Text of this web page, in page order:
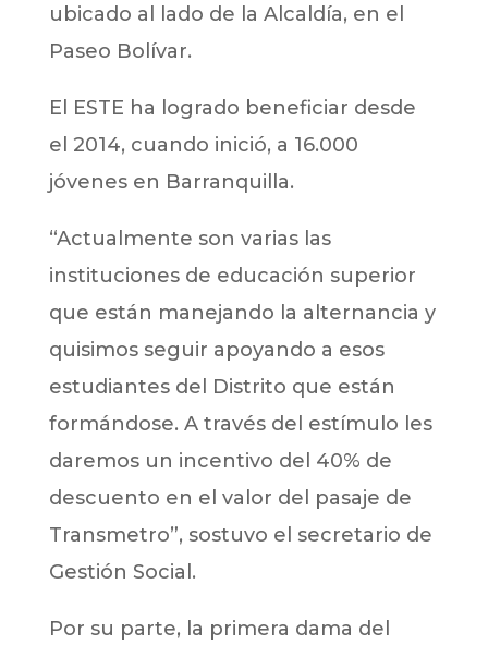
ubicado al lado de la Alcaldía, en el
Paseo Bolívar.
El ESTE ha logrado beneficiar desde
el 2014, cuando inició, a 16.000
jóvenes en Barranquilla.
“Actualmente son varias las
instituciones de educación superior
que están manejando la alternancia y
quisimos seguir apoyando a esos
estudiantes del Distrito que están
formándose. A través del estímulo les
daremos un incentivo del 40% de
descuento en el valor del pasaje de
Transmetro”, sostuvo el secretario de
Gestión Social.
Por su parte, la primera dama del